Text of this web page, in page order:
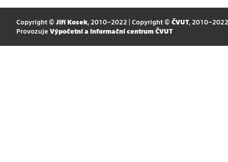
Copyright © Jiří Kosek, 2010–2022 | Copyright © ČVUT, 2010–2022
Provozuje Výpočetní a informační centrum ČVUT